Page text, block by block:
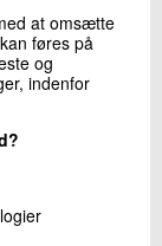
at omsætte
føres på
og
indenfor